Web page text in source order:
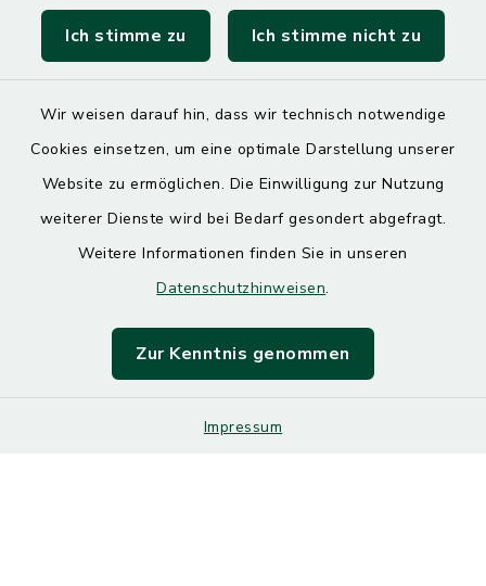
Ich stimme zu Ich stimme nicht zu
Wir weisen darauf hin, dass wir technisch notwendige
Cookies einsetzen, um eine optimale Darstellung unserer
Website zu ermöglichen. Die Einwilligung zur Nutzung
weiterer Dienste wird bei Bedarf gesondert abgefragt.
Weitere Informationen finden Sie in unseren
Datenschutzhinweisen.
Zur Kenntnis genommen
Impressum
SoNNe e. V.
Barrierefreiheit
Impressum
Sitemap